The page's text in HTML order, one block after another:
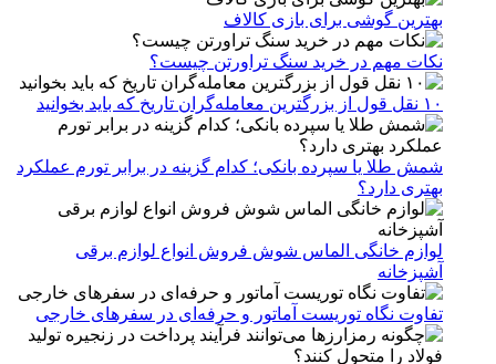
بهترین گوشی برای بازی کالاف
نکات مهم در خرید سنگ تراورتن چیست؟
۱۰ نقل قول از بزرگترین معامله‌گران تاریخ که باید بخوانید
شمش طلا یا سپرده بانکی؛ کدام گزینه در برابر تورم عملکرد
بهتری دارد؟
لوازم خانگی الماس شوش فروش انواع لوازم برقی
آشپزخانه
تفاوت نگاه توریست آماتور و حرفه‌ای در سفرهای خارجی